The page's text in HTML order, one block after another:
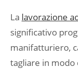
La lavorazione
significativo
manifatturiero,
tagliare in